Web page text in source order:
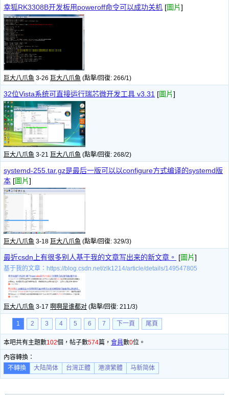
幸狐RK3308B开发板用poweroff命令可以成功关机 [圖片]
巨大八爪鱼 3-26 巨大八爪鱼 (點擊/回復: 266/1)
32位Vista系统可直接运行瑞芯微开发工具 v3.31 [圖片]
巨大八爪鱼 3-21 巨大八爪鱼 (點擊/回復: 268/2)
systemd-255.tar.gz是最后一版可以以configure方式编译的systemd版
本 [圖片]
巨大八爪鱼 3-18 巨大八爪鱼 (點擊/回復: 329/3)
最近csdn上有很多别人基于我的文章写出来的新文章。 [圖片]
基于我的文章：https://blog.csdn.net/zlk1214/article/details/149547805
巨大八爪鱼 3-17 啊啊是谁都对 (點擊/回復: 211/3)
1 2 3 4 5 6 7 下一頁 尾頁
本吧共有主題數102個，帖子數574篇， 會員數0位。
內容轉換：
不轉換
大陆简体 台灣正體 港澳繁體 马新简体